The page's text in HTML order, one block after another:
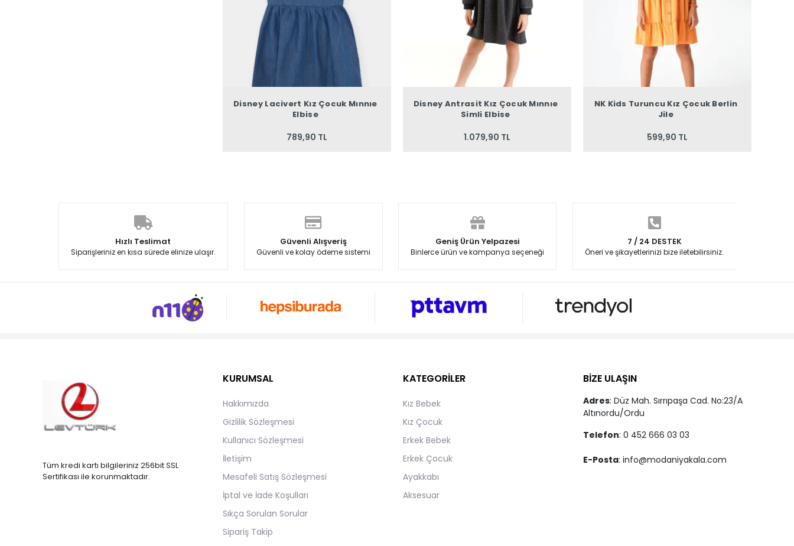
Disney Lacivert Kız Çocuk Mınnıe
Elbise
789,90 TL
Disney Antrasit Kız Çocuk Mınnıe
Simli Elbise
1.079,90 TL
NK Kids Turuncu Kız Çocuk Berlin
Jile
599,90 TL
Hızlı Teslimat
Siparişleriniz en kısa sürede elinize ulaşır.
Güvenli Alışveriş
Güvenli ve kolay ödeme sistemi
Geniş Ürün Yelpazesi
Binlerce ürün ve kampanya seçeneği
7 / 24 DESTEK
Öneri ve şikayetlerinizi bize iletebilirsiniz.
Tüm kredi kartı bilgileriniz 256bit SSL
Sertifikası ile korunmaktadır.
KURUMSAL
Hakkımızda
Gizlilik Sözleşmesi
Kullanıcı Sözleşmesi
İletişim
Mesafeli Satış Sözleşmesi
İptal ve İade Koşulları
Sıkça Sorulan Sorular
Sipariş Takip
KATEGORİLER
Kız Bebek
Kız Çocuk
Erkek Bebek
Erkek Çocuk
Ayakkabı
Aksesuar
BİZE ULAŞIN
Adres: Düz Mah. Sırrıpaşa Cad. No:23/A
Altınordu/Ordu
Telefon: 0 452 666 03 03
E-Posta: info@modaniyakala.com